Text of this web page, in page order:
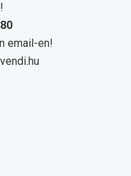
email-en!